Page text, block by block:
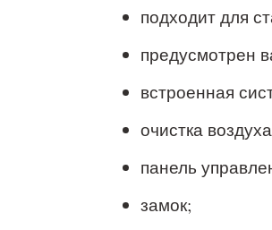
подходит для
предусмотрен
встроенная
очистка
панель
замок;